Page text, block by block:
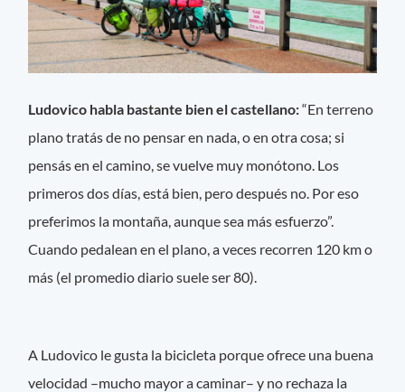
Ludovico habla bastante bien el castellano:“En terreno
plano tratás de no pensar en nada, o en otra cosa; si
pensás en el camino, se vuelve muy monótono. Los
primeros dos días, está bien, pero después no. Por eso
preferimos la montaña, aunque sea más esfuerzo”.
Cuando pedalean en el plano, a veces recorren 120 km o
más (el promedio diario suele ser 80).
A Ludovico le gusta la bicicleta porque ofrece una buena
velocidad –mucho mayor a caminar– y no rechaza la